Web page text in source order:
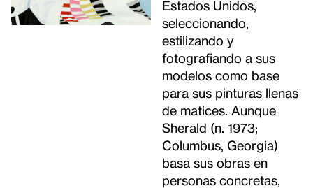
Estados Unidos,
seleccionando,
estilizando y
fotografiando a sus
modelos como base
para sus pinturas llenas
de matices. Aunque
Sherald (n. 1973;
Columbus, Georgia)
basa sus obras en
personas concretas,